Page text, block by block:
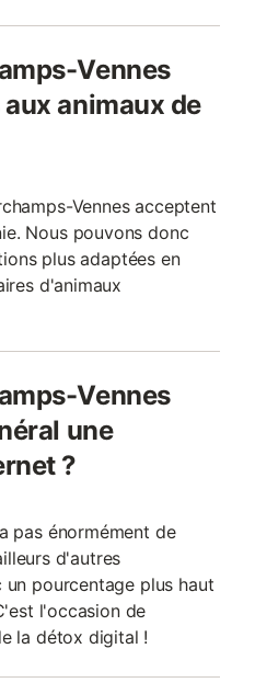
Vennes
animaux de
Vennes acceptent
Nous pouvons donc
plus adaptées en
d'animaux
Vennes
une
?
pas énormément de
d'autres
pourcentage plus haut
l'occasion de
la détox digital !